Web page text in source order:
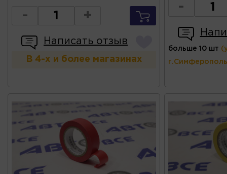
- +
Написать отзыв
В 4-х и более магазинах
-
больше 10 шт